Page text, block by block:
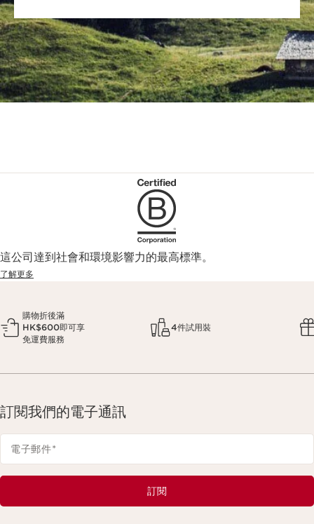
這公司達到社會和環境影響力的最高標準。
了解更多
購物折後滿
HK$600即可享
免運費服務
4件試用裝
訂閱我們的電子通訊
電子郵件*
訂閱